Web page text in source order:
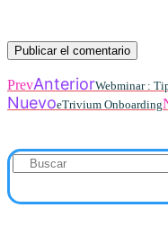
PrevAnteriorWebminar :
NuevoeTrivium Onboarding